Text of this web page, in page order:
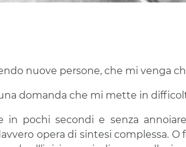
nuove persone, che mi venga
domanda che mi mette in
in pochi secondi e senza
opera di sintesi complessa.